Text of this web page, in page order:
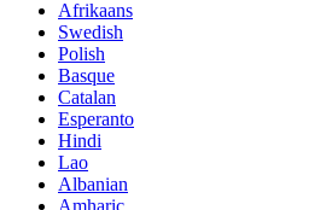
Afrikaans
Swedish
Polish
Basque
Catalan
Esperanto
Hindi
Lao
Albanian